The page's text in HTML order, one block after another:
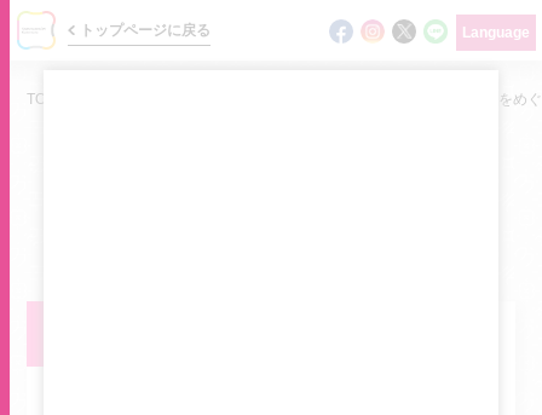
トップページに戻る Language
TOP 【トラベルカウンター】世界遺産と絶景パワースポットをめ
イベント